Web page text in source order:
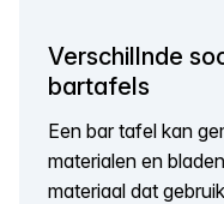
Verschillnde
bartafels
Een bar tafel kan
materialen en
materiaal dat